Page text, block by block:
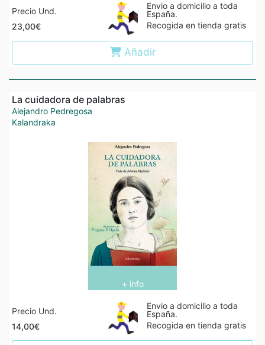
Precio Und.
23,00€
Envio a domicilio a toda
España.
Recogida en tienda gratis
Añadir
La cuidadora de palabras
Alejandro Pedregosa
Kalandraka
+ info
Precio Und.
14,00€
Envio a domicilio a toda
España.
Recogida en tienda gratis